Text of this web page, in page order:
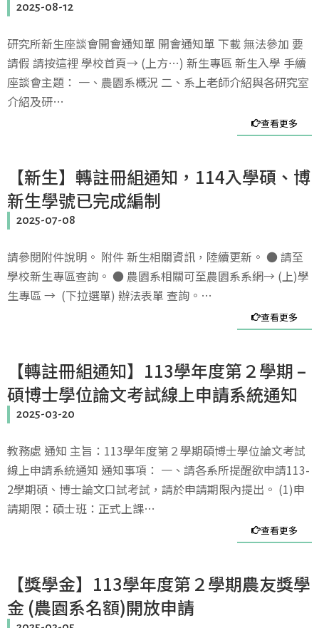
2025-08-12
研究所新生座談會開會通知單 開會通知單 下載 無法參加 要
請假 請按這裡 學校首頁→ (上方…) 新生專區 新生入學 手續
座談會主題： 一、農園系概況 二、系上老師介紹與各研究室
介紹及研…
查看更多
【新生】轉註冊組通知，114入學碩、博
新生學號已完成編制
2025-07-08
請參閱附件說明。 附件 新生相關資訊，陸續更新。 ● 請至
學校新生專區查詢。 ● 農園系相關可至農園系系網→ (上)學
生專區 → (下拉選單) 辦法表單 查詢。…
查看更多
【轉註冊組通知】113學年度第２學期 –
碩博士學位論文考試線上申請系統通知
2025-03-20
教務處 通知 主旨：113學年度第２學期碩博士學位論文考試
線上申請系統通知 通知事項： 一、請各系所提醒欲申請113-
2學期碩、博士論文口試考試，請於申請期限內提出。 (1)申
請期限：碩士班：正式上課…
查看更多
【獎學金】113學年度第２學期農友獎學
金 (農園系名額)開放申請